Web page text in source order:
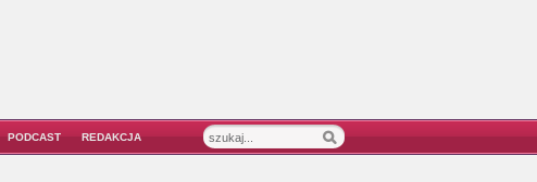
PODCAST REDAKCJA